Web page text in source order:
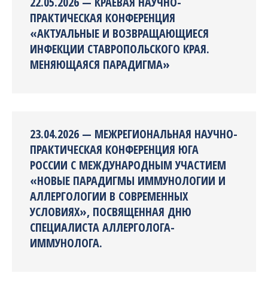
ПРАКТИЧЕСКАЯ КОНФЕРЕНЦИЯ
«АКТУАЛЬНЫЕ И ВОЗВРАЩАЮЩИЕСЯ
ИНФЕКЦИИ СТАВРОПОЛЬСКОГО КРАЯ.
МЕНЯЮЩАЯСЯ ПАРАДИГМА»
23.04.2026 — МЕЖРЕГИОНАЛЬНАЯ НАУЧНО-
ПРАКТИЧЕСКАЯ КОНФЕРЕНЦИЯ ЮГА
РОССИИ С МЕЖДУНАРОДНЫМ УЧАСТИЕМ
«НОВЫЕ ПАРАДИГМЫ ИММУНОЛОГИИ И
АЛЛЕРГОЛОГИИ В СОВРЕМЕННЫХ
УСЛОВИЯХ», ПОСВЯЩЕННАЯ ДНЮ
СПЕЦИАЛИСТА АЛЛЕРГОЛОГА-
ИММУНОЛОГА.